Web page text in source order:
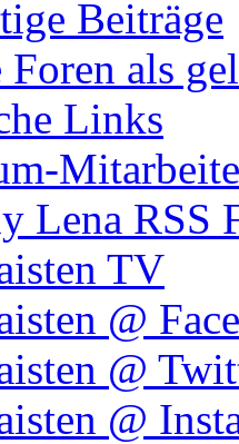
Beiträge
als
Links
Lena RSS
TV
@
@
@